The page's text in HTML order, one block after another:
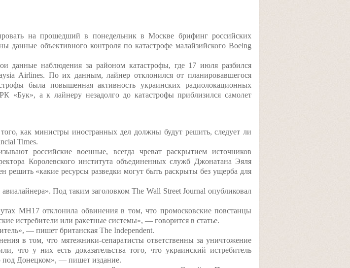
на прошедший в понедельник в Москве брифинг российских
данные объективного контроля по катастрофе малайзийского Boeing
данные наблюдения за районом катастрофы, где 17 июля разбился
Airlines. По их данным, лайнер отклонился от планировавшегося
была повышенная активность украинских радиолокационных
«Бук», а к лайнеру незадолго до катастрофы приблизился самолет
как министры иностранных дел должны будут решить, следует ли
Times.
российские военные, всегда чреват раскрытием источников
Королевского института объединенных служб Джонатана Эяля
«какие ресурсы разведки могут быть раскрыты без ущерба для
Под таким заголовком The Wall Street Journal опубликовал
MH17 отклонила обвинения в том, что промосковские повстанцы
истребители или ракетные системы», — говорится в статье.
— пишет британская The Independent.
в том, что мятежники-сепаратисты ответственны за уничтожение
что у них есть доказательства того, что украинский истребитель
под Донецком», — пишет издание.